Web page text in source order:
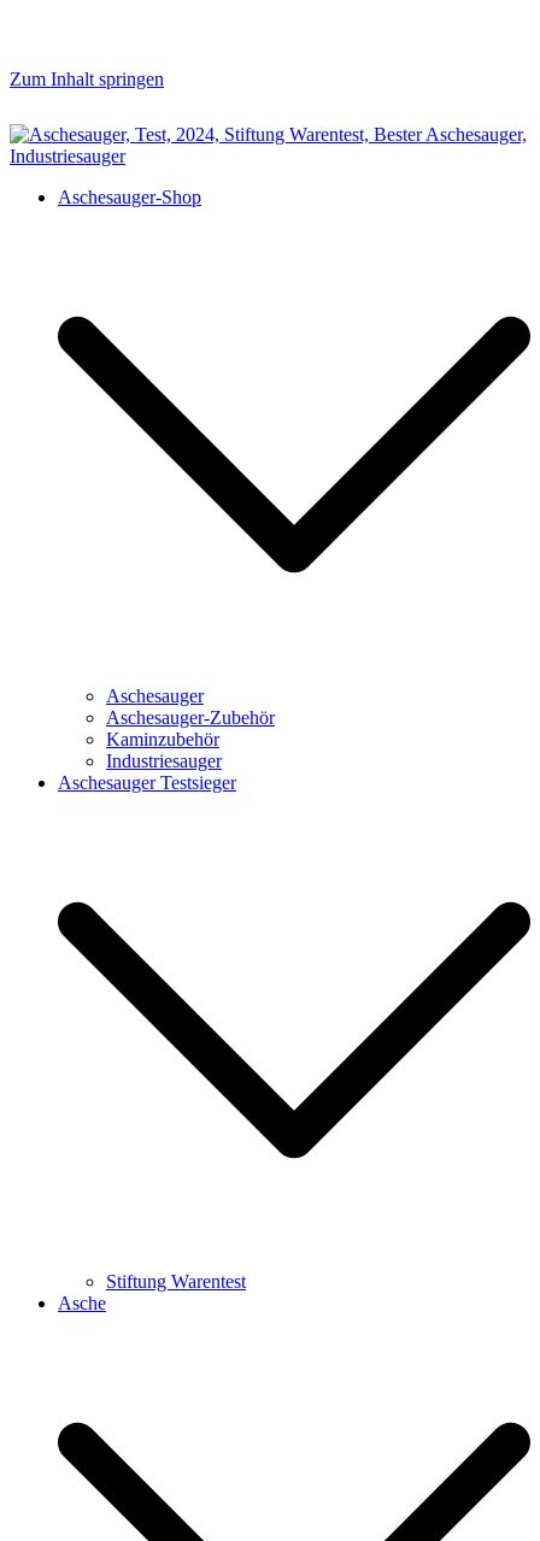
Zum Inhalt springen
aschesauger.net
Aschesauger im Test und Vergleich
Aschesauger-Shop
Aschesauger
Aschesauger-Zubehör
Kaminzubehör
Industriesauger
Aschesauger Testsieger
Stiftung Warentest
Asche